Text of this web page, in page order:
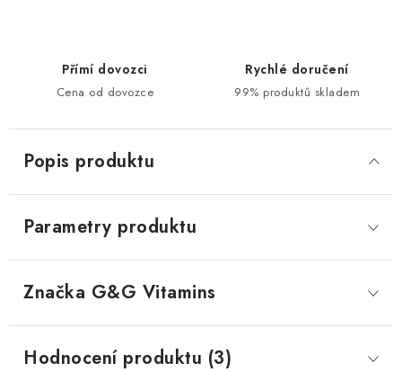
Přímí dovozci
Cena od dovozce
Rychlé doručení
99% produktů skladem
Popis produktu
Parametry produktu
Značka G&G Vitamins
Hodnocení produktu (3)